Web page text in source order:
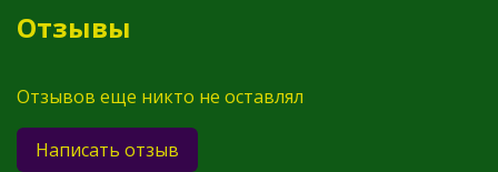
Отзывы
Отзывов еще никто не оставлял
Написать отзыв